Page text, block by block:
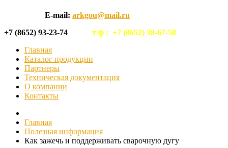
E-mail: arkgou@mail.ru
+7 (8652) 93-23-74 т/ф : +7 (8652) 38-67-58
Главная
Каталог продукции
Партнеры
Техническая документация
О компании
Контакты
Главная
Полезная информация
Как зажечь и поддерживать сварочную дугу